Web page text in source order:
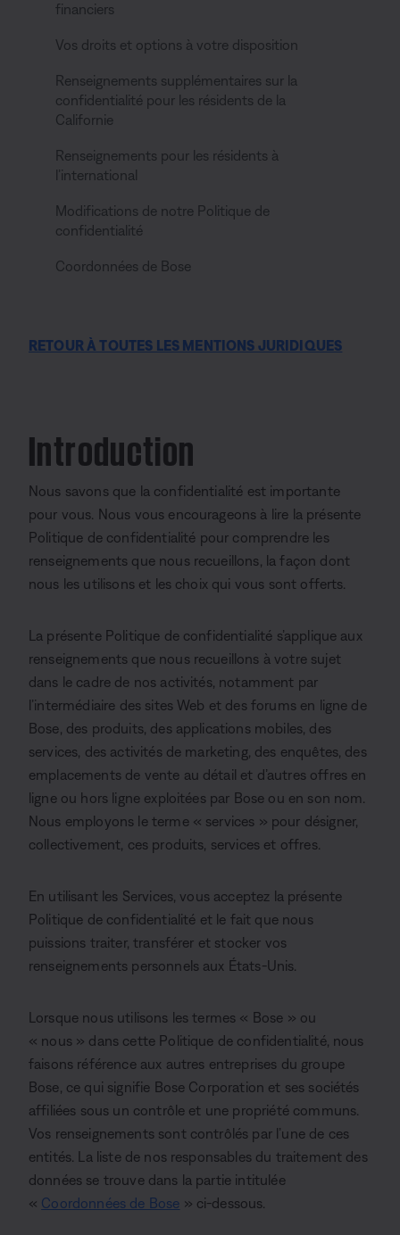
financiers
Vos droits et options à votre disposition
Renseignements supplémentaires sur la
confidentialité pour les résidents de la
Californie
Renseignements pour les résidents à
l’international
Modifications de notre Politique de
confidentialité
Coordonnées de Bose
RETOUR À TOUTES LES MENTIONS JURIDIQUES
Introduction
Nous savons que la confidentialité est importante
pour vous. Nous vous encourageons à lire la présente
Politique de confidentialité pour comprendre les
renseignements que nous recueillons, la façon dont
nous les utilisons et les choix qui vous sont offerts.
La présente Politique de confidentialité s’applique aux
renseignements que nous recueillons à votre sujet
dans le cadre de nos activités, notamment par
l’intermédiaire des sites Web et des forums en ligne de
Bose, des produits, des applications mobiles, des
services, des activités de marketing, des enquêtes, des
emplacements de vente au détail et d’autres offres en
ligne ou hors ligne exploitées par Bose ou en son nom.
Nous employons le terme « services » pour désigner,
collectivement, ces produits, services et offres.
En utilisant les Services, vous acceptez la présente
Politique de confidentialité et le fait que nous
puissions traiter, transférer et stocker vos
renseignements personnels aux États-Unis.
Lorsque nous utilisons les termes « Bose » ou
« nous » dans cette Politique de confidentialité, nous
faisons référence aux autres entreprises du groupe
Bose, ce qui signifie Bose Corporation et ses sociétés
affiliées sous un contrôle et une propriété communs.
Vos renseignements sont contrôlés par l’une de ces
entités. La liste de nos responsables du traitement des
données se trouve dans la partie intitulée
« Coordonnées de Bose » ci-dessous.